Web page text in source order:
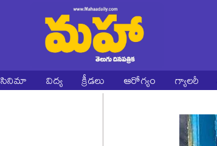
సినిమా విద్య క్రీడలు ఆరోగ్యం గ్యాలరీ